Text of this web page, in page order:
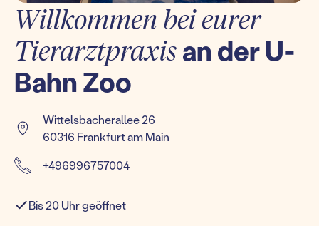
Willkommen bei eurer
Tierarztpraxisan der U-
Bahn Zoo
Wittelsbacherallee 26
60316 Frankfurt am Main
+496996757004
Bis 20 Uhr geöffnet